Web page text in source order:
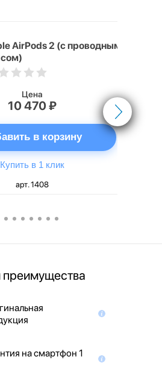
AirPods 2 (с проводным
Цена
10 470 ₽
в корзину
Купить в 1 клик
арт. 1408
на смартфон 1